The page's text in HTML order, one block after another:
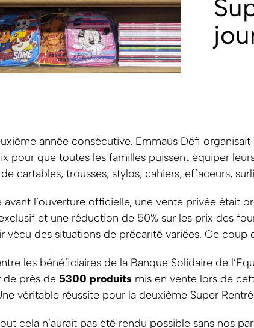
année consécutive, Emmaüs Défi organisait
pour que toutes les familles puissent équiper
cartables, trousses, stylos, cahiers, effaceurs,
avant l’ouverture officielle, une vente privée était
et une réduction de 50% sur les prix des
vécu des situations de précarité variées. Ce
les bénéficiaires de la Banque Solidaire de
de près de 5300 produits mis en vente lors de
véritable réussite pour la deuxième Super
cela n’aurait pas été rendu possible sans nos